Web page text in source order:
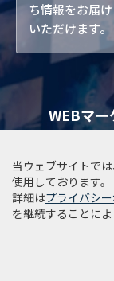
ち情報をお届
いただけます。
WEBマー
当ウェブサイトで
使用しております。
詳細はプライバシ
を継続することに